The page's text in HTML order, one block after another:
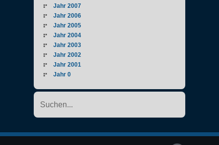
Jahr 2007
Jahr 2006
Jahr 2005
Jahr 2004
Jahr 2003
Jahr 2002
Jahr 2001
Jahr 0